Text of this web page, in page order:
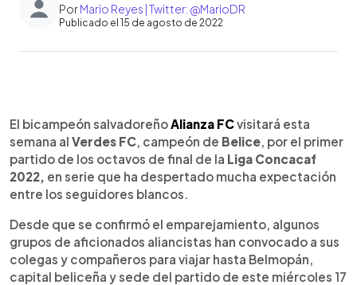
PorMario Reyes | Twitter: @MarioDR
Publicado el 15 de agosto de 2022
Escuchar artículo
El bicampeón salvadoreñoAlianza FCvisitará esta
semana al Verdes FC, campeón de Belice, por el primer
partido de los octavos de final de la Liga Concacaf
2022, en serie que ha despertado mucha expectación
entre los seguidores blancos.
Desde que se confirmó el emparejamiento, algunos
grupos de aficionados aliancistas han convocado a sus
colegas y compañeros para viajar hasta Belmopán,
capital beliceña y sede del partido de este miércoles 17